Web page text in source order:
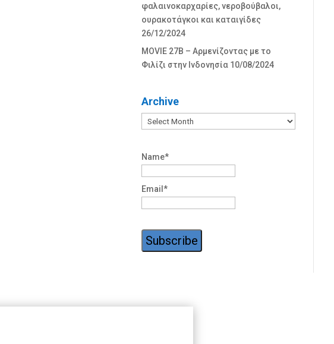
φαλαινοκαρχαρίες, νεροβούβαλοι,
ουρακοτάγκοι και καταιγίδες
26/12/2024
MOVIE 27Β – Αρμενίζοντας με το
Φιλίζι στην Ινδονησία 10/08/2024
Archive
Archive
Name*
Email*